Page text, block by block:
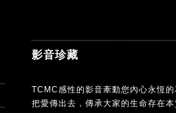
影音珍藏
TCMC感性的影音牽動您內心永恆
把愛傳出去，傳承大家的生命存在